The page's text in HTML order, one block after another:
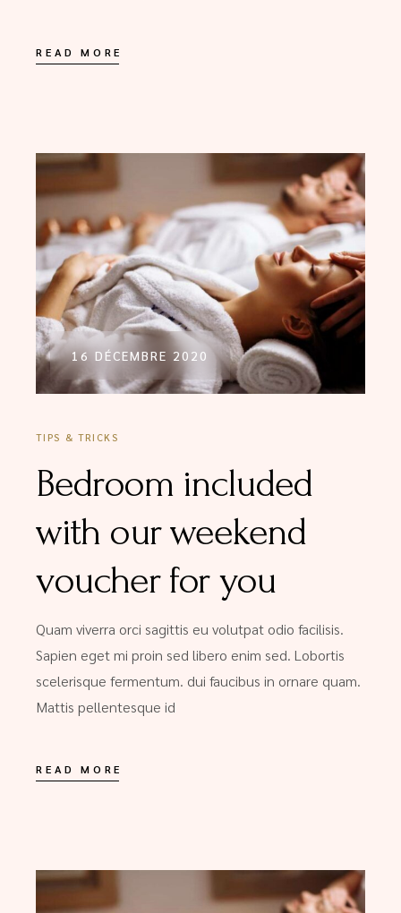
READ MORE
16 DÉCEMBRE 2020
TIPS & TRICKS
Bedroom included
with our weekend
voucher for you
Quam viverra orci sagittis eu volutpat odio facilisis.
Sapien eget mi proin sed libero enim sed. Lobortis
scelerisque fermentum. dui faucibus in ornare quam.
Mattis pellentesque id
READ MORE